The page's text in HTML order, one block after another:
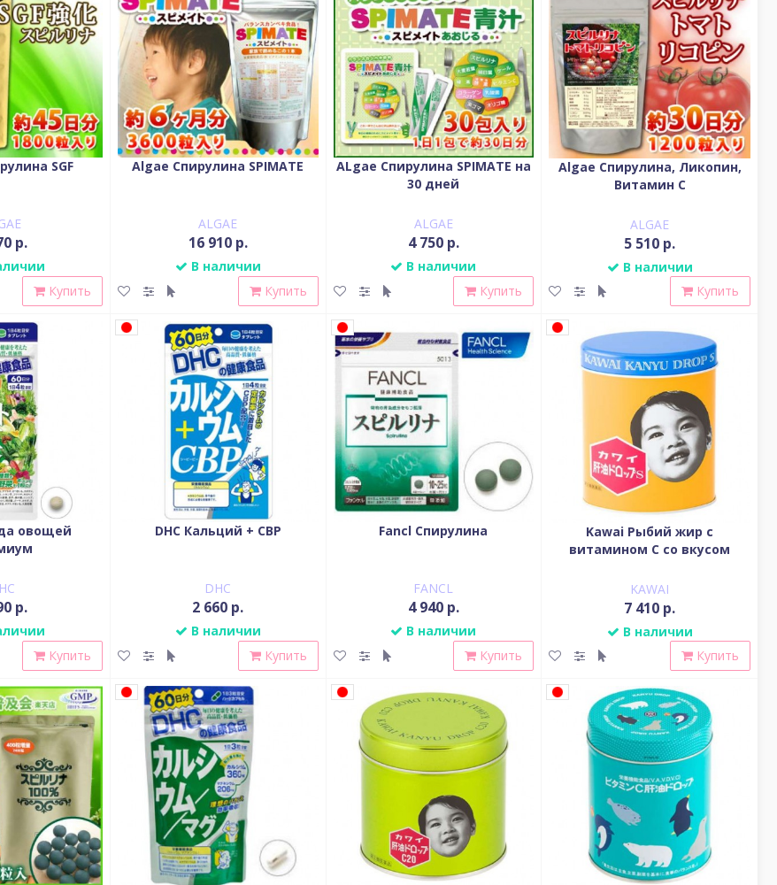
SGF
р.
Купить
Algae Спирулина SPIMATE
ALGAE
16 910 р.
В наличии
Купить
ALgae Спирулина SPIMATE на
30 дней
ALGAE
4 750 р.
В наличии
Купить
Algae Спирулина, Ликопин,
Витамин С
ALGAE
5 510 р.
В наличии
Купить
овощей
р.
Купить
DHC Кальций + CBP
DHC
2 660 р.
В наличии
Купить
Fancl Спирулина
FANCL
4 940 р.
В наличии
Купить
Kawai Рыбий жир с
витамином С со вкусом
KAWAI
7 410 р.
В наличии
Купить